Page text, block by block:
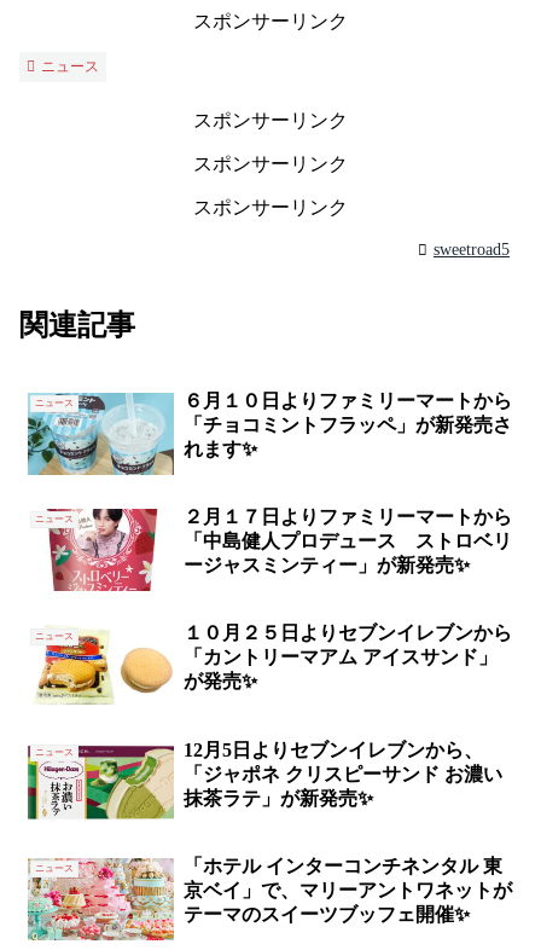
スポンサーリンク
ニュース
スポンサーリンク
スポンサーリンク
スポンサーリンク
sweetroad5
関連記事
ニュース
６月１０日よりファミリーマートから
「チョコミントフラッペ」が新発売さ
れます✨
ニュース
２月１７日よりファミリーマートから
「中島健人プロデュース ストロベリ
ージャスミンティー」が新発売✨
ニュース
１０月２５日よりセブンイレブンから
「カントリーマアム アイスサンド」
が発売✨
ニュース
12月5日よりセブンイレブンから、
「ジャポネ クリスピーサンド お濃い
抹茶ラテ」が新発売✨
ニュース
「ホテル インターコンチネンタル 東
京ベイ」で、マリーアントワネットが
テーマのスイーツブッフェ開催✨